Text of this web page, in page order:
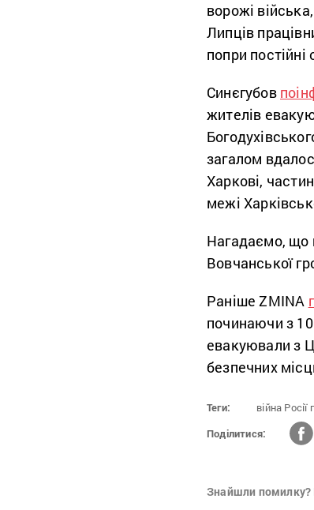
ворожі
Липців
попри
Синєгубов
жителів
загалом
Харкові,
межі
Нагадаємо, що
Вовчанської
Раніше ZMINA
починаючи з
евакуювали з
безпечних
Теги: війна Росії
Поділитися:
Знайшли помилку?